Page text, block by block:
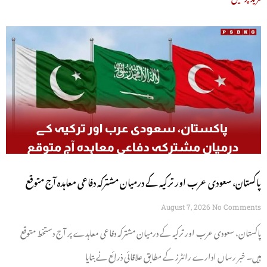
پاکستان، سعودی عرب اور ترکیہ کے درمیان مشترکہ دفاعی معاہدہ آج متوقع
August 7, 2026 No Comments
پاکستان، سعودی عرب اور ترکیہ کے درمیان مشترکہ دفاعی معاہدے پر آج دستخط متوقع
ہیں۔ خبر رساں ادارے رائٹرز کے مطابق علاقائی ذرائع نے بتایا